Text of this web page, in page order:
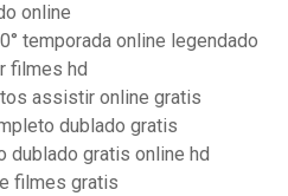
online
temporada online legendado
filmes hd
assistir online gratis
dublado gratis
dublado gratis online hd
filmes gratis